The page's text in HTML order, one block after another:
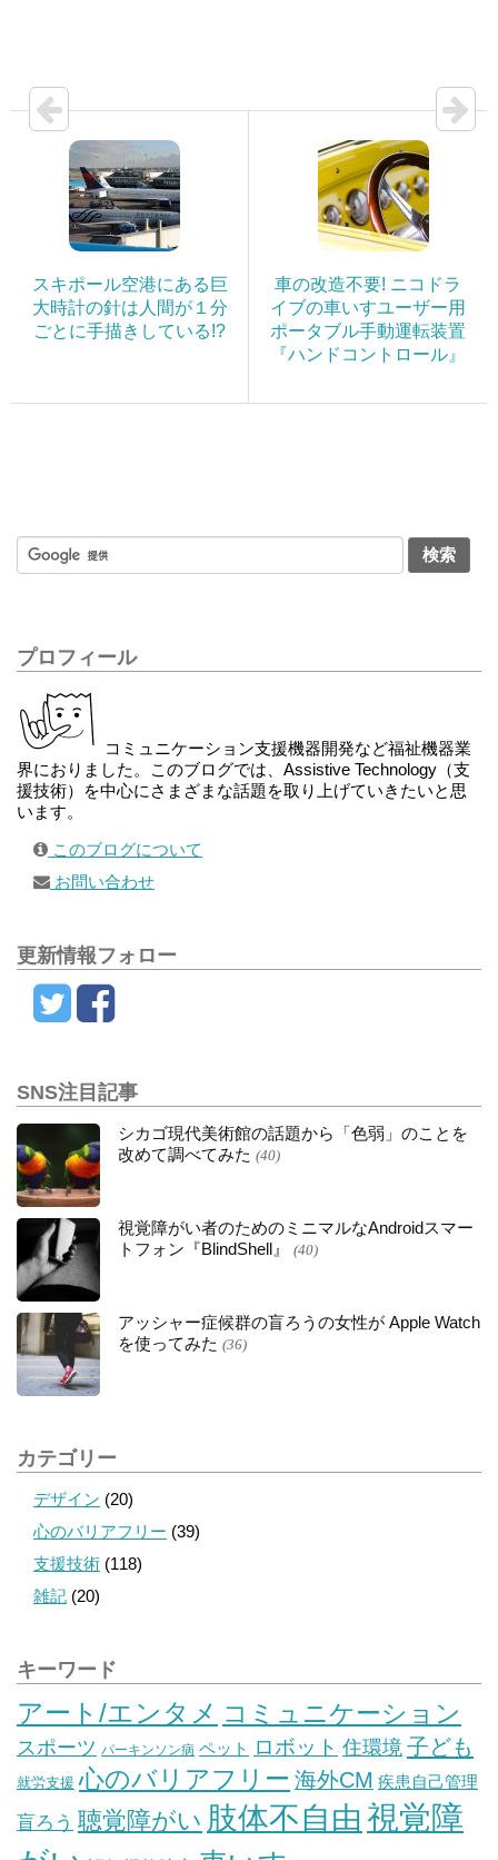
スキポール空港にある巨
大時計の針は人間が１分
ごとに手描きしている!?
車の改造不要! ニコドラ
イブの車いすユーザー用
ポータブル手動運転装置
『ハンドコントロール』
プロフィール
コミュニケーション支援機器開発など福祉機器業
界におりました。このブログでは、Assistive Technology（支
援技術）を中心にさまざまな話題を取り上げていきたいと思
います。
このブログについて
お問い合わせ
更新情報フォロー
SNS注目記事
シカゴ現代美術館の話題から「色弱」のことを
改めて調べてみた (40)
視覚障がい者のためのミニマルなAndroidスマー
トフォン『BlindShell』
(40)
アッシャー症候群の盲ろうの女性が Apple Watch
を使ってみた (36)
カテゴリー
デザイン (20)
心のバリアフリー (39)
支援技術 (118)
雑記 (20)
キーワード
アート/エンタメ コミュニケーション
スポーツ パーキンソン病 ペット ロボット 住環境 子ども
就労支援 心のバリアフリー 海外CM 疾患自己管理
盲ろう 聴覚障がい 肢体不自由視覚障